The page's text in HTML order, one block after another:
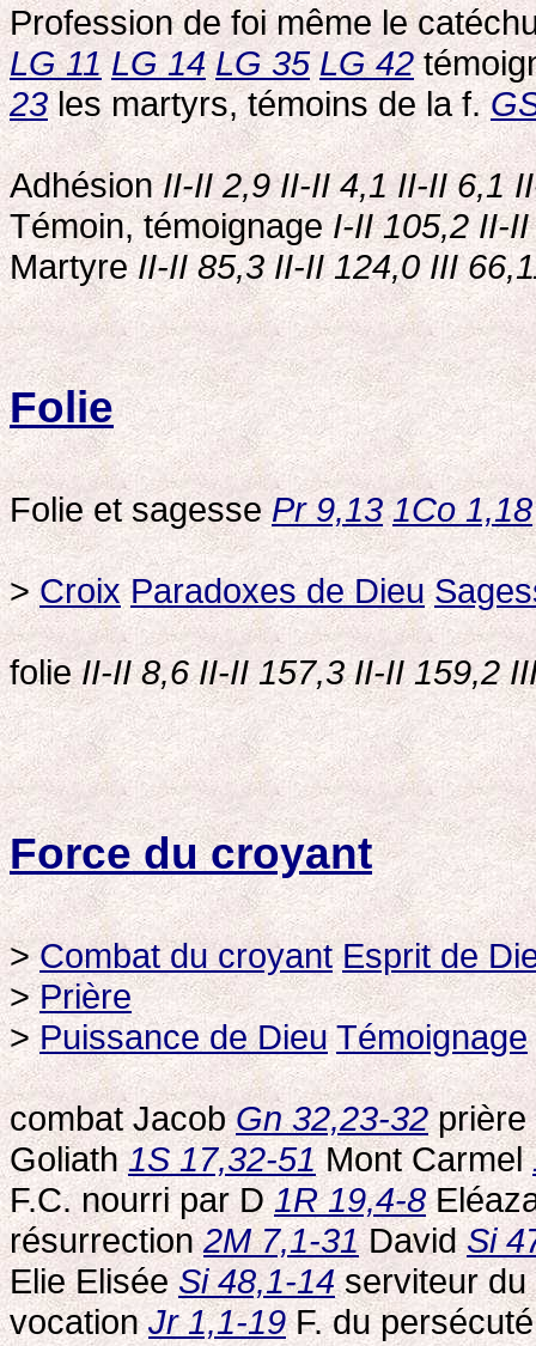
Profession de foi même le
LG 11 LG 14 LG 35 LG 42
23les martyrs, témoins de la f.
AdhésionII-II 2,9 II-II 4,1 II-II 6,1
Témoin, témoignageI-II 105,2 II-
MartyreII-II 85,3 II-II 124,0 III
Folie
Folie et sagessePr 9,13 1Co 1,18
>Croix Paradoxes de Dieu
folieII-II 8,6 II-II 157,3 II-II 159,2
Force du croyant
>Combat du croyant Esprit de
>Prière
>Puissance de Dieu Témoignage
combat JacobGn 32,23-32prière
Goliath1S 17,32-51 Mont Carmel
F.C. nourri par D1R 19,4-8
résurrection2M 7,1-31DavidSi
Elie EliséeSi 48,1-14serviteur
vocationJr 1,1-19F. du